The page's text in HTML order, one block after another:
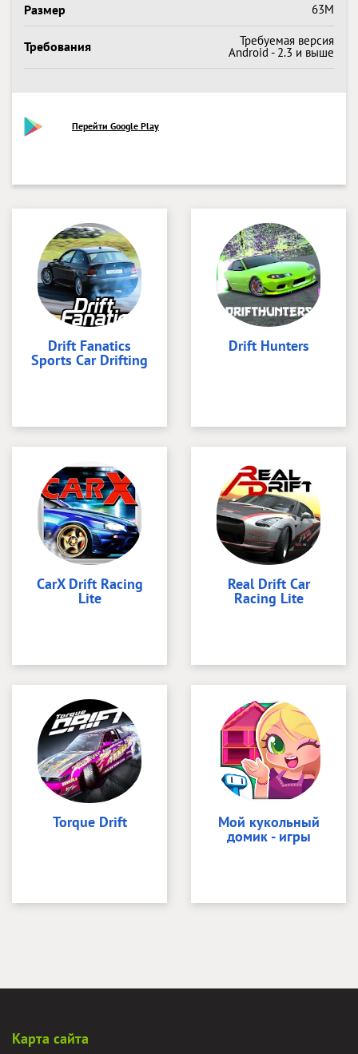
Размер 63M
Требования Требуемая версия
Android - 2.3 и выше
Перейти Google Play
Drift Fanatics
Sports Car Drifting
Drift Hunters
CarX Drift Racing
Lite
Real Drift Car
Racing Lite
Torque Drift Мой кукольный
домик - игры
Карта сайта